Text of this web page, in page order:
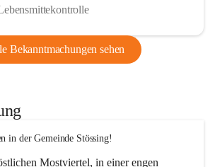
Bekanntmachungen sehen
in der Gemeinde Stössing!
Mostviertel, in einer engen